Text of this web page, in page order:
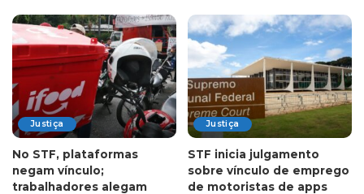
Justiça
No STF, plataformas
negam vínculo;
trabalhadores alegam
Justiça
STF inicia julgamento
sobre vínculo de emprego
de motoristas de apps